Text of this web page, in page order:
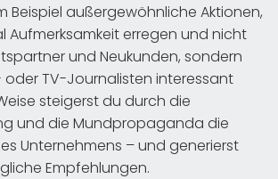
Beispiel außergewöhnliche Aktionen,
Aufmerksamkeit erregen und nicht
und Neukunden, sondern
TV-Journalisten interessant
steigerst du durch die
und die Mundpropaganda die
Unternehmens – und generierst
Empfehlungen.